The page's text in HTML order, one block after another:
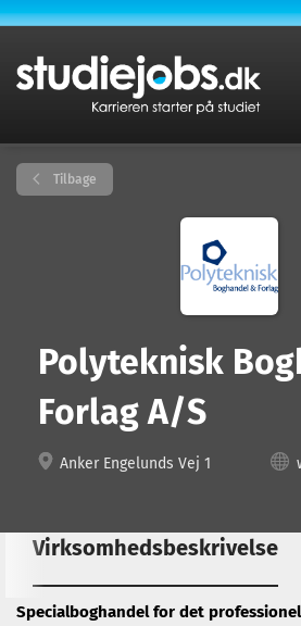
Tilbage
Polyteknisk
Forlag A/S
Anker Engelunds Vej 1
Virksomhedsbeskrivelse
Specialboghandel for det